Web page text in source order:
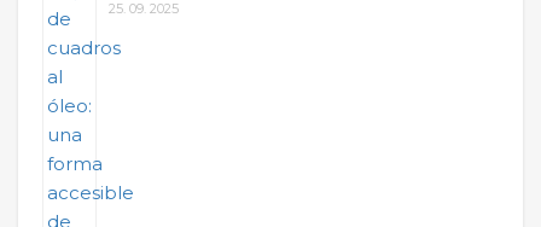
25. 09. 2025